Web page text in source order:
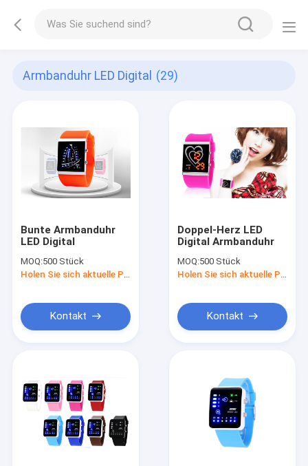
Armbanduhr LED Digital (29)
Bunte Armbanduhr
LED Digital
MOQ:500 Stück
Holen Sie sich aktuelle Preis
Kontakt
Doppel-Herz LED
Digital Armbanduhr
MOQ:500 Stück
Holen Sie sich aktuelle Preis
Kontakt